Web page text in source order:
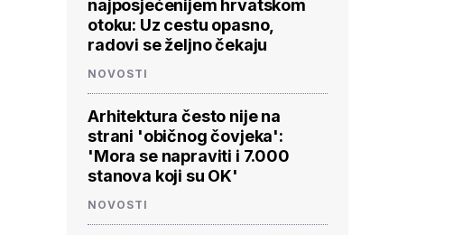
najposjećenijem hrvatskom
otoku: Uz cestu opasno,
radovi se željno čekaju
NOVOSTI
Arhitektura često nije na
strani 'običnog čovjeka':
'Mora se napraviti i 7.000
stanova koji su OK'
NOVOSTI